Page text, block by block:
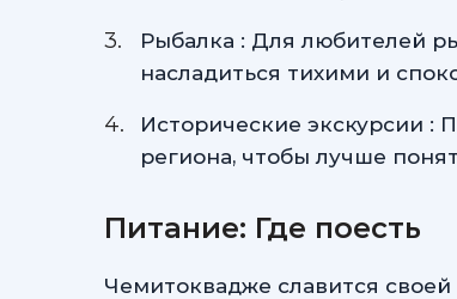
Рыбалка : Для любителей
насладиться тихими и
Исторические экскурсии :
региона, чтобы лучше
Питание: Где поесть
Чемитоквадже славится